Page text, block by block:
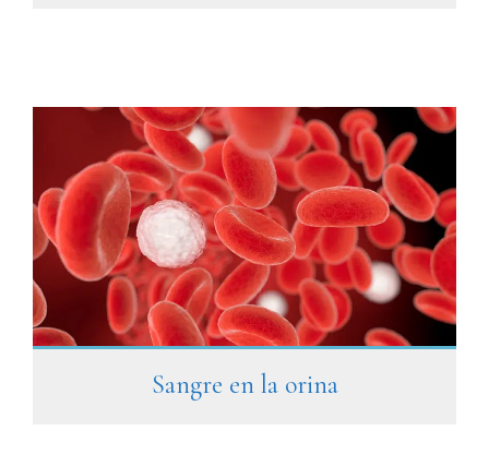
Sangre en la orina